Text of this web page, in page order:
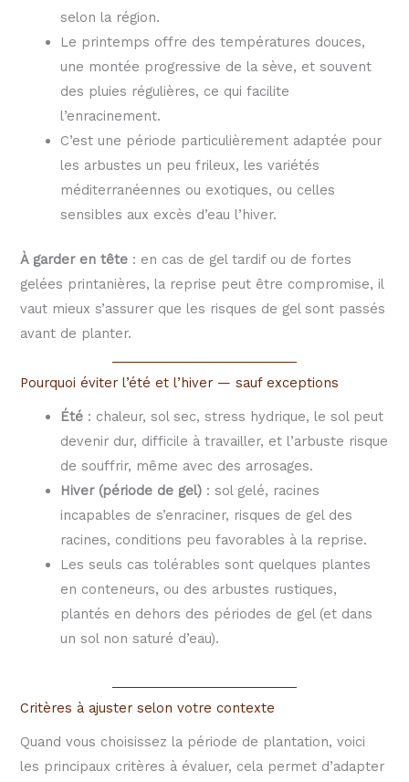
selon la région.
Le printemps offre des températures douces,
une montée progressive de la sève, et souvent
des pluies régulières, ce qui facilite
l’enracinement.
C’est une période particulièrement adaptée pour
les arbustes un peu frileux, les variétés
méditerranéennes ou exotiques, ou celles
sensibles aux excès d’eau l’hiver.
À garder en tête : en cas de gel tardif ou de fortes
gelées printanières, la reprise peut être compromise, il
vaut mieux s’assurer que les risques de gel sont passés
avant de planter.
Pourquoi éviter l’été et l’hiver — sauf exceptions
Été : chaleur, sol sec, stress hydrique, le sol peut
devenir dur, difficile à travailler, et l’arbuste risque
de souffrir, même avec des arrosages.
Hiver (période de gel) : sol gelé, racines
incapables de s’enraciner, risques de gel des
racines, conditions peu favorables à la reprise.
Les seuls cas tolérables sont quelques plantes
en conteneurs, ou des arbustes rustiques,
plantés en dehors des périodes de gel (et dans
un sol non saturé d’eau).
Critères à ajuster selon votre contexte
Quand vous choisissez la période de plantation, voici
les principaux critères à évaluer, cela permet d’adapter